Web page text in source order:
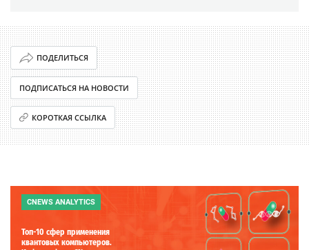
ПОДЕЛИТЬСЯ
ПОДПИСАТЬСЯ НА НОВОСТИ
КОРОТКАЯ ССЫЛКА
CNEWS ANALYTICS
Топ-10 сфер применения
квантовых компьютеров.